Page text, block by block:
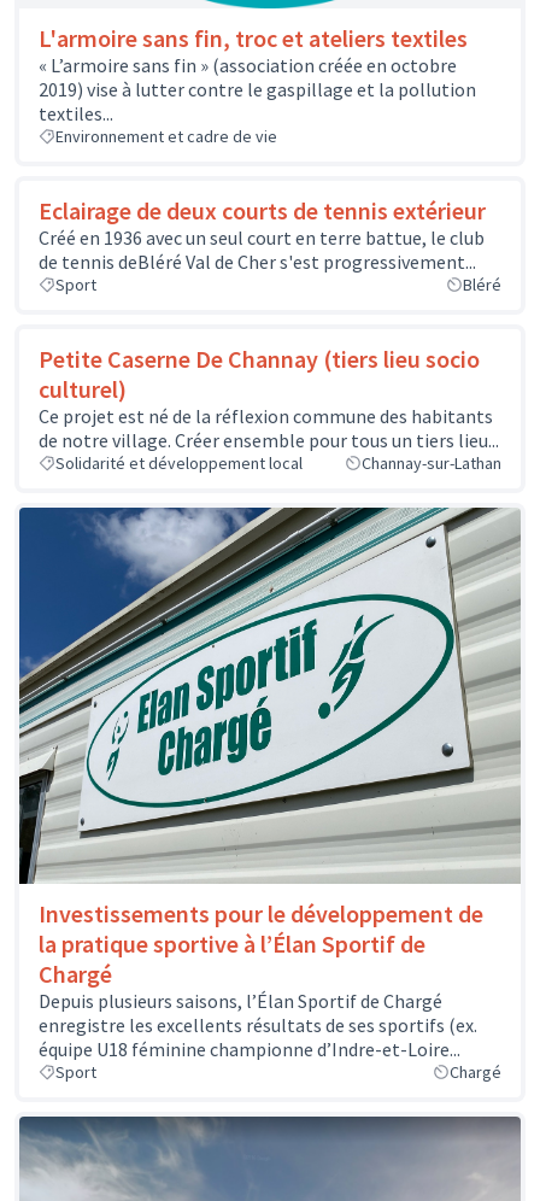
L'armoire sans fin, troc et ateliers textiles
« L’armoire sans fin » (association créée en octobre
2019) vise à lutter contre le gaspillage et la pollution
textiles...
Environnement et cadre de vie
Eclairage de deux courts de tennis extérieur
Créé en 1936 avec un seul court en terre battue, le club
de tennis deBléré Val de Cher s'est progressivement...
Sport Bléré
Petite Caserne De Channay (tiers lieu socio
culturel)
Ce projet est né de la réflexion commune des habitants
de notre village. Créer ensemble pour tous un tiers lieu...
Solidarité et développement local Channay-sur-Lathan
Investissements pour le développement de
la pratique sportive à l’Élan Sportif de
Chargé
Depuis plusieurs saisons, l’Élan Sportif de Chargé
enregistre les excellents résultats de ses sportifs (ex.
équipe U18 féminine championne d’Indre-et-Loire...
Sport Chargé